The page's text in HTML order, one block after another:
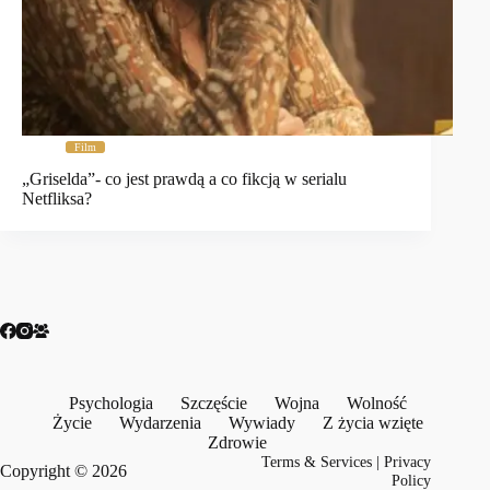
Film
„Griselda”- co jest prawdą a co fikcją w serialu
Netfliksa?
Psychologia Szczęście Wojna
Wolność
Życie
Wydarzenia Wywiady
Z życia wzięte
Zdrowie
Copyright © 2026
Terms & Services |Privacy
Policy